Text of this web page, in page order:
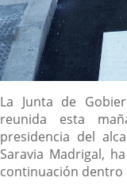
Descripción
La Junta de
reunida esta
presidencia del
Saravia Madrigal,
continuación dentro